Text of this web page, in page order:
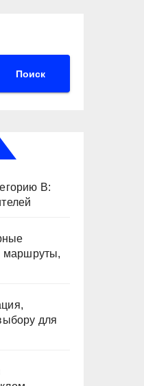
Поиск
В:
маршруты,
для